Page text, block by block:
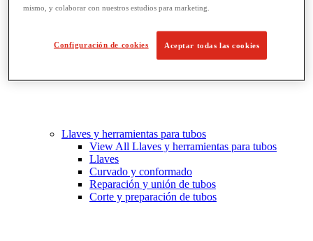
Llaves y herramientas para tubos
View All Llaves y herramientas para tubos
Llaves
Curvado y conformado
Reparación y unión de tubos
Corte y preparación de tubos
mismo, y colaborar con nuestros estudios para marketing.
Configuración de cookies Aceptar todas las cookies